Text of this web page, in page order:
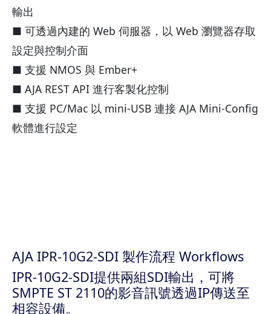
輸出
■ 可透過內建的 Web 伺服器，以 Web 瀏覽器存取
設定與控制介面
■ 支援 NMOS 與 Ember+
■ AJA REST API 進行客製化控制
■ 支援 PC/Mac 以 mini-USB 連接 AJA Mini-Config
軟體進行設定
AJA IPR-10G2-SDI 製作流程 Workflows
IPR-10G2-SDI提供兩組SDI輸出，可將
SMPTE ST 2110的影音訊號透過IP傳送至
相容設備。